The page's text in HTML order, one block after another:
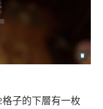
子的下層有一枚